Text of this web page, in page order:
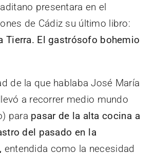
presentara en el
de Cádiz su último libro:
Tierra. El gastrósofo bohemio
de la que hablaba José María
a recorrer medio mundo
para pasar de la alta cocina a
del pasado en la
entendida como la necesidad